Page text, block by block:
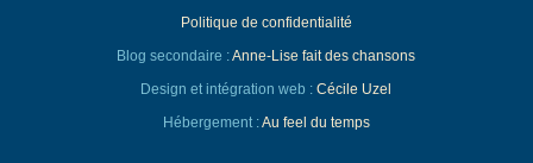
Politique de confidentialité
Blog secondaire :Anne-Lise fait des chansons
Design et intégration web :Cécile Uzel
Hébergement :Au feel du temps